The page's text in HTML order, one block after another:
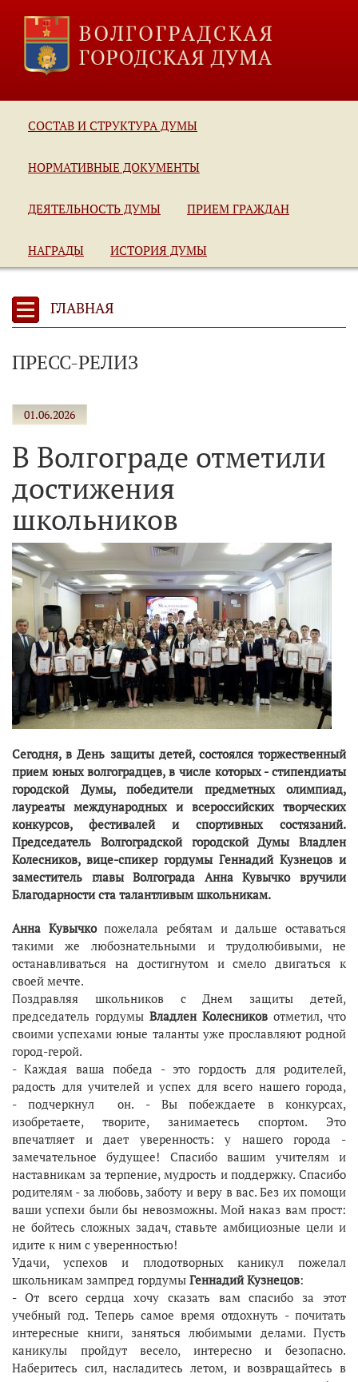
СОСТАВ И СТРУКТУРА ДУМЫ
НОРМАТИВНЫЕ ДОКУМЕНТЫ
ДЕЯТЕЛЬНОСТЬ ДУМЫ ПРИЕМ ГРАЖДАН
НАГРАДЫ ИСТОРИЯ ДУМЫ
ГЛАВНАЯ
ПРЕСС-РЕЛИЗ
01.06.2026
В Волгограде отметили
достижения
школьников
Сегодня, в День защиты детей, состоялся торжественный
прием юных волгоградцев, в числе которых - стипендиаты
городской Думы, победители предметных олимпиад,
лауреаты международных и всероссийских творческих
конкурсов, фестивалей и спортивных состязаний.
Председатель Волгоградской городской Думы Владлен
Колесников, вице-спикер гордумы Геннадий Кузнецов и
заместитель главы Волгограда Анна Кувычко вручили
Благодарности ста талантливым школьникам.
Анна Кувычкопожелала ребятам и дальше оставаться
такими же любознательными и трудолюбивыми, не
останавливаться на достигнутом и смело двигаться к
своей мечте.
Поздравляя школьников с Днем защиты детей,
председатель гордумы Владлен Колесников отметил, что
своими успехами юные таланты уже прославляют родной
город-герой.
- Каждая ваша победа - это гордость для родителей,
радость для учителей и успех для всего нашего города,
- подчеркнул он.
- Вы побеждаете в конкурсах,
изобретаете, творите, занимаетесь спортом. Это
впечатляет и дает уверенность: у нашего города -
замечательное будущее! Спасибо вашим учителям и
наставникам за терпение, мудрость и поддержку. Спасибо
родителям - за любовь, заботу и веру в вас. Без их помощи
ваши успехи были бы невозможны. Мой наказ вам прост:
не бойтесь сложных задач, ставьте амбициозные цели и
идите к ним с уверенностью!
Удачи, успехов и плодотворных каникул пожелал
школьникам зампред гордумы Геннадий Кузнецов:
- От всего сердца хочу сказать вам спасибо за этот
учебный год. Теперь самое время отдохнуть - почитать
интересные книги, заняться любимыми делами. Пусть
каникулы пройдут весело, интересно и безопасно.
Наберитесь сил, насладитесь летом, и возвращайтесь в